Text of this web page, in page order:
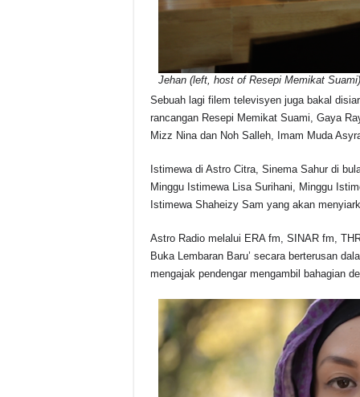
Jehan (left, host of Resepi Memikat
Sebuah lagi filem televisyen juga bakal
rancangan Resepi Memikat Suami, Gaya
Mizz Nina dan Noh Salleh, Imam Muda
Istimewa di Astro Citra, Sinema Sahur di
Minggu Istimewa Lisa Surihani, Minggu
Istimewa Shaheizy Sam yang akan
Astro Radio melalui ERA fm, SINAR fm,
Buka Lembaran Baru’ secara berterusan
mengajak pendengar mengambil bahagian